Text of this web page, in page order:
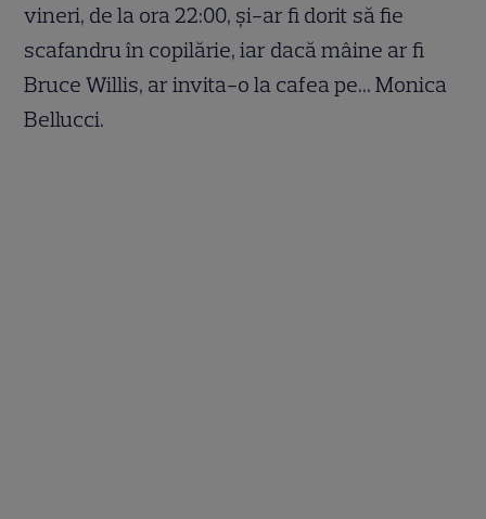
vineri, de la ora 22:00, şi-ar fi dorit să fie
scafandru în copilărie, iar dacă mâine ar fi
Bruce Willis, ar invita-o la cafea pe... Monica
Bellucci.